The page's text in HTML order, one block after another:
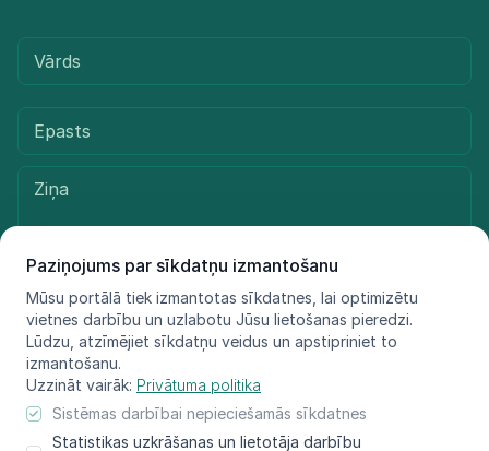
Paziņojums par sīkdatņu izmantošanu
Mūsu portālā tiek izmantotas sīkdatnes, lai optimizētu
vietnes darbību un uzlabotu Jūsu lietošanas pieredzi.
Lūdzu, atzīmējiet sīkdatņu veidus un apstipriniet to
izmantošanu.
Uzzināt vairāk: Privātuma politika
Sistēmas darbībai nepieciešamās sīkdatnes
Statistikas uzkrāšanas un lietotāja darbību
Sūtīt ziņu
© LIFE FOR SPECIES, 2021 - 2025
Informācija atspoguļo tikai projekta LIFE FOR SPECIES īstenotāju